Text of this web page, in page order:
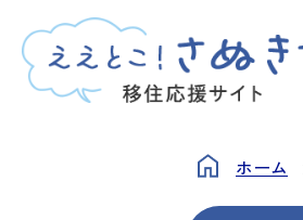
ホーム